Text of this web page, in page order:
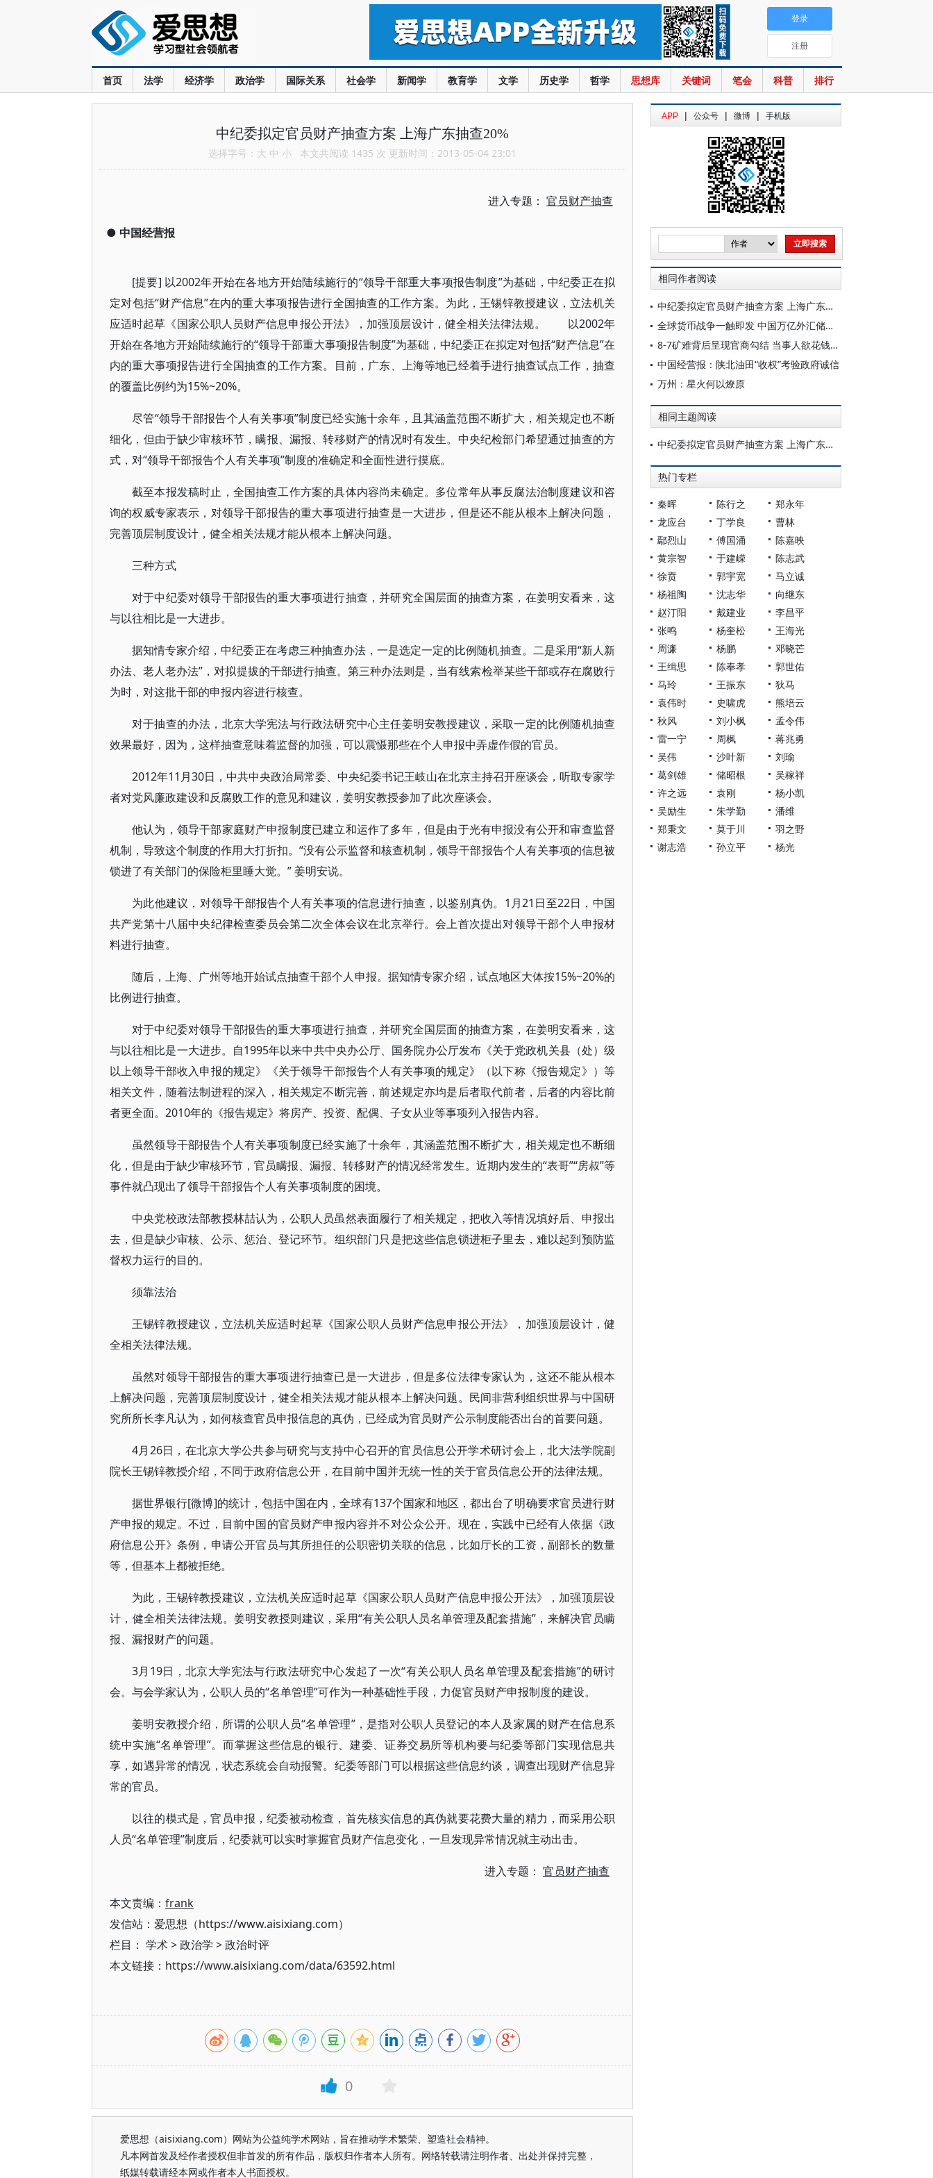
首页 法学 经济学 政治学 国际关系 社会学 新闻学 教育学 文学 历史学 哲学 思想库 关键词 笔会 科普 排行
登录
注册
中纪委拟定官员财产抽查方案 上海广东抽查20%
选择字号： 大 中 小 本文共阅读 1435 次 更新时间：2013-05-04 23:01
进入专题： 官员财产抽查
● 中国经营报
[提要] 以2002年开始在各地方开始陆续施行的“领导干部重大事项报告制度”为基础，中纪委正在拟
定对包括“财产信息”在内的重大事项报告进行全国抽查的工作方案。为此，王锡锌教授建议，立法机关
应适时起草《国家公职人员财产信息申报公开法》，加强顶层设计，健全相关法律法规。 以2002年
开始在各地方开始陆续施行的“领导干部重大事项报告制度”为基础，中纪委正在拟定对包括“财产信息”在
内的重大事项报告进行全国抽查的工作方案。目前，广东、上海等地已经着手进行抽查试点工作，抽查
的覆盖比例约为15%~20%。
尽管“领导干部报告个人有关事项”制度已经实施十余年，且其涵盖范围不断扩大，相关规定也不断
细化，但由于缺少审核环节，瞒报、漏报、转移财产的情况时有发生。中央纪检部门希望通过抽查的方
式，对“领导干部报告个人有关事项”制度的准确定和全面性进行摸底。
截至本报发稿时止，全国抽查工作方案的具体内容尚未确定。多位常年从事反腐法治制度建议和咨
询的权威专家表示，对领导干部报告的重大事项进行抽查是一大进步，但是还不能从根本上解决问题，
完善顶层制度设计，健全相关法规才能从根本上解决问题。
三种方式
对于中纪委对领导干部报告的重大事项进行抽查，并研究全国层面的抽查方案，在姜明安看来，这
与以往相比是一大进步。
据知情专家介绍，中纪委正在考虑三种抽查办法，一是选定一定的比例随机抽查。二是采用“新人新
办法、老人老办法”，对拟提拔的干部进行抽查。第三种办法则是，当有线索检举某些干部或存在腐败行
为时，对这批干部的申报内容进行核查。
对于抽查的办法，北京大学宪法与行政法研究中心主任姜明安教授建议，采取一定的比例随机抽查
效果最好，因为，这样抽查意味着监督的加强，可以震慑那些在个人申报中弄虚作假的官员。
2012年11月30日，中共中央政治局常委、中央纪委书记王岐山在北京主持召开座谈会，听取专家学
者对党风廉政建设和反腐败工作的意见和建议，姜明安教授参加了此次座谈会。
他认为，领导干部家庭财产申报制度已建立和运作了多年，但是由于光有申报没有公开和审查监督
机制，导致这个制度的作用大打折扣。“没有公示监督和核查机制，领导干部报告个人有关事项的信息被
锁进了有关部门的保险柜里睡大觉。” 姜明安说。
为此他建议，对领导干部报告个人有关事项的信息进行抽查，以鉴别真伪。1月21日至22日，中国
共产党第十八届中央纪律检查委员会第二次全体会议在北京举行。会上首次提出对领导干部个人申报材
料进行抽查。
随后，上海、广州等地开始试点抽查干部个人申报。据知情专家介绍，试点地区大体按15%~20%的
比例进行抽查。
对于中纪委对领导干部报告的重大事项进行抽查，并研究全国层面的抽查方案，在姜明安看来，这
与以往相比是一大进步。自1995年以来中共中央办公厅、国务院办公厅发布《关于党政机关县（处）级
以上领导干部收入申报的规定》《关于领导干部报告个人有关事项的规定》（以下称《报告规定》）等
相关文件，随着法制进程的深入，相关规定不断完善，前述规定亦均是后者取代前者，后者的内容比前
者更全面。2010年的《报告规定》将房产、投资、配偶、子女从业等事项列入报告内容。
虽然领导干部报告个人有关事项制度已经实施了十余年，其涵盖范围不断扩大，相关规定也不断细
化，但是由于缺少审核环节，官员瞒报、漏报、转移财产的情况经常发生。近期内发生的“表哥”“房叔”等
事件就凸现出了领导干部报告个人有关事项制度的困境。
中央党校政法部教授林喆认为，公职人员虽然表面履行了相关规定，把收入等情况填好后、申报出
去，但是缺少审核、公示、惩治、登记环节。组织部门只是把这些信息锁进柜子里去，难以起到预防监
督权力运行的目的。
须靠法治
王锡锌教授建议，立法机关应适时起草《国家公职人员财产信息申报公开法》，加强顶层设计，健
全相关法律法规。
虽然对领导干部报告的重大事项进行抽查已是一大进步，但是多位法律专家认为，这还不能从根本
上解决问题，完善顶层制度设计，健全相关法规才能从根本上解决问题。民间非营利组织世界与中国研
究所所长李凡认为，如何核查官员申报信息的真伪，已经成为官员财产公示制度能否出台的首要问题。
4月26日，在北京大学公共参与研究与支持中心召开的官员信息公开学术研讨会上，北大法学院副
院长王锡锌教授介绍，不同于政府信息公开，在目前中国并无统一性的关于官员信息公开的法律法规。
据世界银行[微博]的统计，包括中国在内，全球有137个国家和地区，都出台了明确要求官员进行财
产申报的规定。不过，目前中国的官员财产申报内容并不对公众公开。现在，实践中已经有人依据《政
府信息公开》条例，申请公开官员与其所担任的公职密切关联的信息，比如厅长的工资，副部长的数量
等，但基本上都被拒绝。
为此，王锡锌教授建议，立法机关应适时起草《国家公职人员财产信息申报公开法》，加强顶层设
计，健全相关法律法规。姜明安教授则建议，采用“有关公职人员名单管理及配套措施”，来解决官员瞒
报、漏报财产的问题。
3月19日，北京大学宪法与行政法研究中心发起了一次“有关公职人员名单管理及配套措施”的研讨
会。与会学家认为，公职人员的“名单管理”可作为一种基础性手段，力促官员财产申报制度的建设。
姜明安教授介绍，所谓的公职人员“名单管理”，是指对公职人员登记的本人及家属的财产在信息系
统中实施“名单管理”。而掌握这些信息的银行、建委、证券交易所等机构要与纪委等部门实现信息共
享，如遇异常的情况，状态系统会自动报警。纪委等部门可以根据这些信息约谈，调查出现财产信息异
常的官员。
以往的模式是，官员申报，纪委被动检查，首先核实信息的真伪就要花费大量的精力，而采用公职
人员“名单管理”制度后，纪委就可以实时掌握官员财产信息变化，一旦发现异常情况就主动出击。
进入专题： 官员财产抽查
本文责编： frank
发信站：爱思想（https://www.aisixiang.com）
栏目： 学术>政治学 >政治时评
本文链接：https://www.aisixiang.com/data/63592.html
0
爱思想（aisixiang.com）网站为公益纯学术网站，旨在推动学术繁荣、塑造社会精神。
凡本网首发及经作者授权但非首发的所有作品，版权归作者本人所有。网络转载请注明作者、出处并保持完整，
纸媒转载请经本网或作者本人书面授权。
APP | 公众号 | 微博 | 手机版
相同作者阅读
中纪委拟定官员财产抽查方案 上海广东抽查20%
全球货币战争一触即发 中国万亿外汇储备临险
8-7矿难背后呈现官商勾结 当事人欲花钱摆平
中国经营报：陕北油田“收权”考验政府诚信
万州：星火何以燎原
相同主题阅读
中纪委拟定官员财产抽查方案 上海广东抽查20%
热门专栏
秦晖 陈行之
郑永年
龙应台
丁学良
曹林
鄢烈山
傅国涌
陈嘉映
黄宗智
于建嵘
陈志武
徐贲
郭宇宽
马立诚
杨祖陶
沈志华
向继东
赵汀阳
戴建业
李昌平
张鸣
杨奎松
王海光
周濂
杨鹏
邓晓芒
王缉思
陈奉孝
郭世佑
马玲
王振东
狄马
袁伟时
史啸虎
熊培云
秋风
刘小枫
孟令伟
雷一宁
周枫
蒋兆勇
吴伟
沙叶新
刘瑜
葛剑雄
储昭根
吴稼祥
许之远
袁刚
杨小凯
吴励生
朱学勤
潘维
郑秉文
莫于川
羽之野
谢志浩
孙立平 杨光